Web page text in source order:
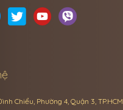
Chiểu, Phường 4, Quận 3, TP.HCM